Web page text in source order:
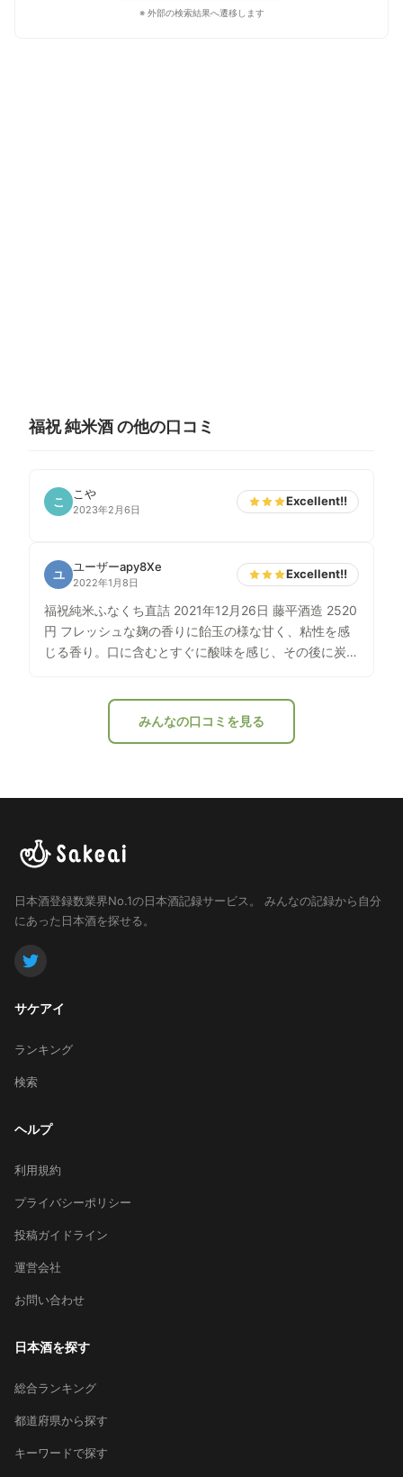
※ 外部の検索結果へ遷移します
福祝 純米酒 の他の口コミ
こ
こや
2023年2月6日
Excellent!!
ユ
ユーザーapy8Xe
2022年1月8日
Excellent!!
福祝純米ふなくち直詰 2021年12月26日 藤平酒造 2520
円 フレッシュな麹の香りに飴玉の様な甘く、粘性を感
じる香り。口に含むとすぐに酸味を感じ、その後に炭酸
後口。ツマミと一緒で映えるかも。
みんなの口コミを見る
日本酒登録数業界No.1の日本酒記録サービス。
みんなの記録から自分
にあった日本酒を探せる。
サケアイ
ランキング
検索
ヘルプ
利用規約
プライバシーポリシー
投稿ガイドライン
運営会社
お問い合わせ
日本酒を探す
総合ランキング
都道府県から探す
キーワードで探す